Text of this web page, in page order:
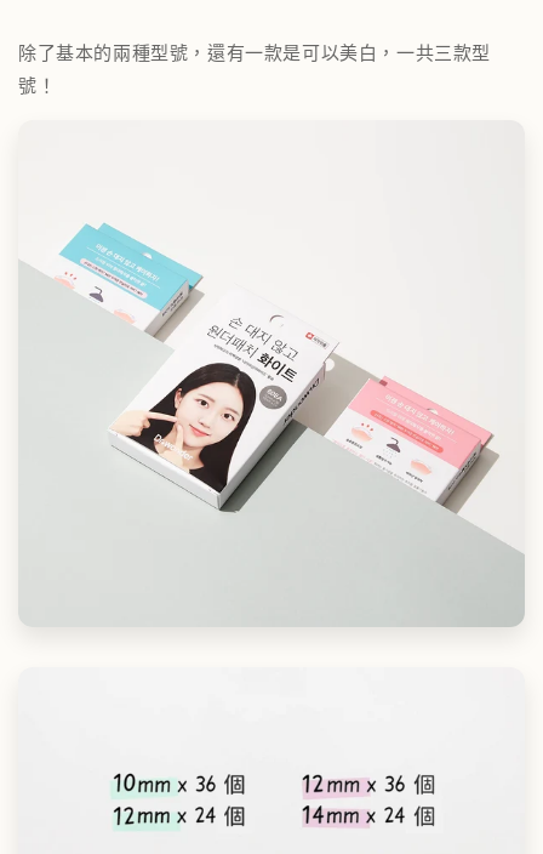
除了基本的兩種型號，還有一款是可以美白，一共三款型
號！